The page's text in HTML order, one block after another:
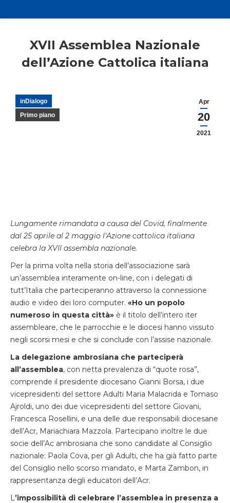
XVII Assemblea Nazionale
dell’Azione Cattolica italiana
Apr
20
2021
inDialogo
Primo piano
Lungamente rimandata a causa del Covid, finalmente
dal 25 aprile al 2 maggio l’Azione cattolica italiana
celebra la XVII assembla nazionale.
Per la prima volta nella storia dell’associazione sarà
un’assemblea interamente on-line, con i delegati di
tutt’Italia che parteciperanno attraverso la connessione
audio e video dei loro computer. «Ho un popolo
numeroso in questa città» è il titolo dell’intero iter
assembleare, che le parrocchie e le diocesi hanno vissuto
negli scorsi mesi e che si conclude con l’assise nazionale.
La delegazione ambrosiana che parteciperà
all’assemblea, con netta prevalenza di “quote rosa”,
comprende il presidente diocesano Gianni Borsa, i due
vicepresidenti del settore Adulti Maria Malacrida e Tomaso
Ajroldi, uno dei due vicepresidenti del settore Giovani,
Francesca Rosellini, e una delle due responsabili diocesane
dell’Acr, Mariachiara Mazzola. Partecipano inoltre le due
socie dell’Ac ambrosiana che sono candidate al Consiglio
nazionale: Paola Cova, per gli Adulti, che ha già fatto parte
del Consiglio nello scorso mandato, e Marta Zambon, in
rappresentanza degli educatori dell’Acr.
L’impossibilità di celebrare l’assemblea in presenza a